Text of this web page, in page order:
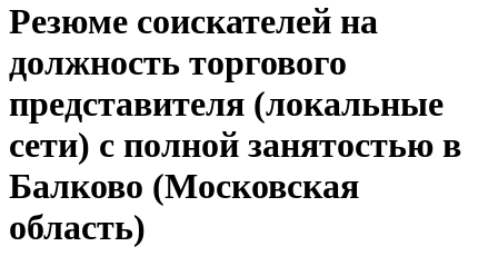
Резюме соискателей на
должность торгового
представителя (локальные
сети) с полной занятостью в
Балково (Московская
область)